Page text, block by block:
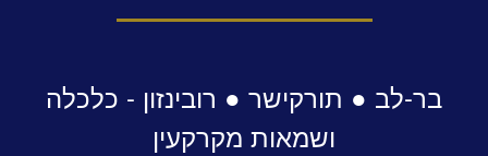
בר-לב ● תורקישר ● רובינזון - כלכלה
ושמאות מקרקעין